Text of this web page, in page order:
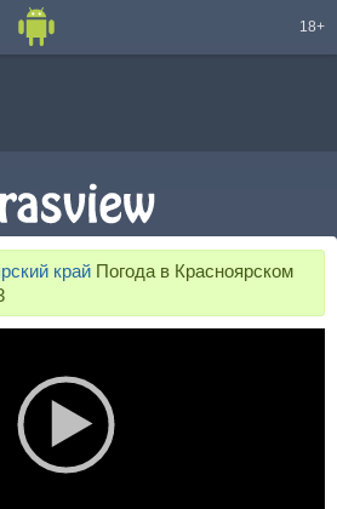
18+
край Погода в Красноярском